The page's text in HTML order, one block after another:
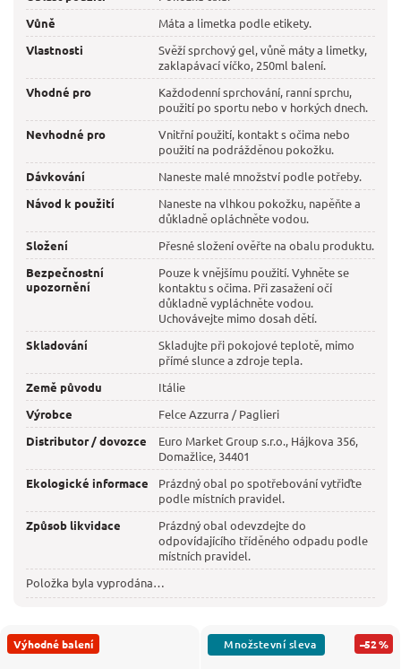
Vůně
Máta a limetka podle etikety.
Vlastnosti
Svěží sprchový gel, vůně máty a limetky,
zaklapávací víčko, 250ml balení.
Vhodné pro
Každodenní sprchování, ranní sprchu,
použití po sportu nebo v horkých dnech.
Nevhodné pro
Vnitřní použití, kontakt s očima nebo
použití na podrážděnou pokožku.
Dávkování
Naneste malé množství podle potřeby.
Návod k použití
Naneste na vlhkou pokožku, napěňte a
důkladně opláchněte vodou.
Složení
Přesné složení ověřte na obalu produktu.
Bezpečnostní
upozornění
Pouze k vnějšímu použití. Vyhněte se
kontaktu s očima. Při zasažení očí
důkladně vypláchněte vodou.
Uchovávejte mimo dosah dětí.
Skladování
Skladujte při pokojové teplotě, mimo
přímé slunce a zdroje tepla.
Země původu
Itálie
Výrobce
Felce Azzurra / Paglieri
Distributor / dovozce
Euro Market Group s.r.o., Hájkova 356,
Domažlice, 34401
Ekologické informace
Prázdný obal po spotřebování vytřiďte
podle místních pravidel.
Způsob likvidace
Prázdný obal odevzdejte do
odpovídajícího tříděného odpadu podle
místních pravidel.
Položka byla vyprodána…
Výhodné balení –52 %